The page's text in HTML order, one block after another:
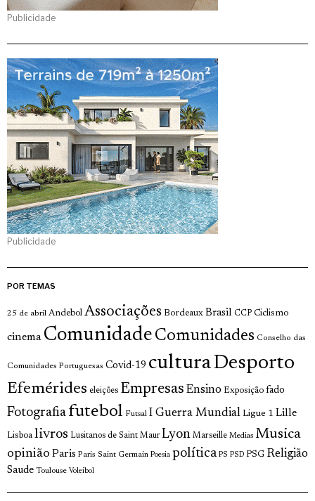
Publicidade
Publicidade
POR TEMAS
25 de abril Andebol Associações Bordeaux Brasil CCP Ciclismo
cinema Comunidade Comunidades Conselho das
Comunidades Portuguesas Covid-19 culturaDesporto
Efemérides eleições Empresas Ensino Exposição fado
Fotografia futebol Futsal I Guerra Mundial Ligue 1 Lille
Lisboa livros Lusitanos de Saint Maur Lyon Marseille Medias Musica
opinião Paris Paris Saint Germain Poesia política PS PSD PSG Religião
Saude Toulouse Voleibol